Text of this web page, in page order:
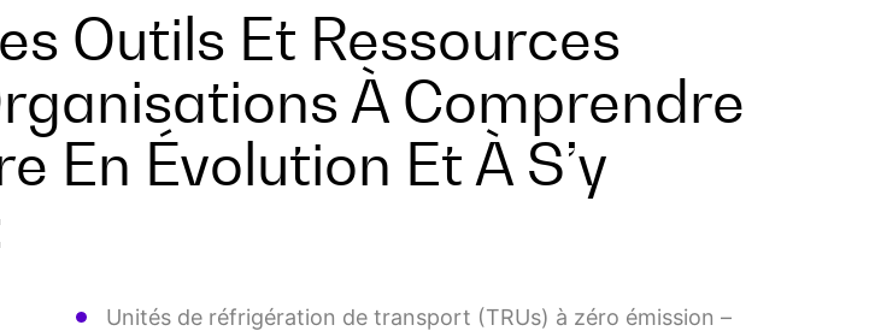
Outils Et Ressources
À Comprendre
En Évolution Et À S’y
Unités de réfrigération de transport (TRUs) à zéro émission –